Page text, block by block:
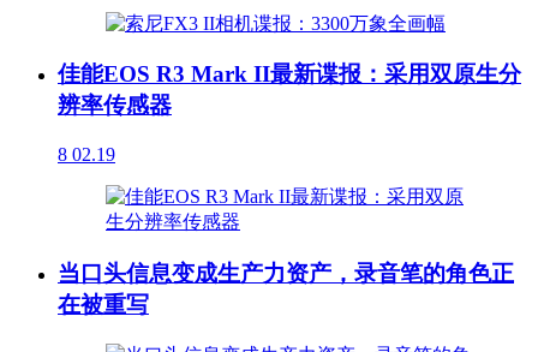
佳能EOS R3 Mark II最新谍报：采用双原生分
辨率传感器
8 02.19
当口头信息变成生产力资产，录音笔的角色正
在被重写